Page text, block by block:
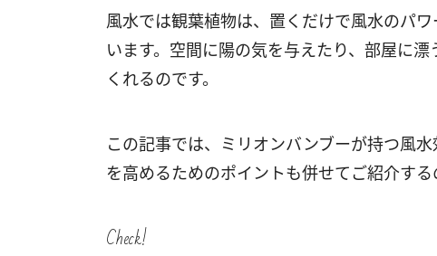
風水では観葉植物は、置くだけで風水のパ
います。空間に陽の気を与えたり、部屋に
くれるのです。
この記事では、ミリオンバンブーが持つ風
を高めるためのポイントも併せてご紹介する
Check!